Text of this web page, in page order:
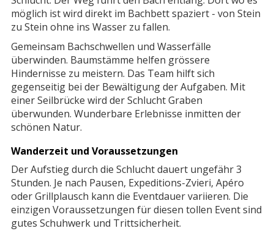
möglich ist wird direkt im Bachbett spaziert - von Stein
zu Stein ohne ins Wasser zu fallen.
Gemeinsam Bachschwellen und Wasserfälle
überwinden. Baumstämme helfen grössere
Hindernisse zu meistern. Das Team hilft sich
gegenseitig bei der Bewältigung der Aufgaben. Mit
einer Seilbrücke wird der Schlucht Graben
überwunden. Wunderbare Erlebnisse inmitten der
schönen Natur.
Wanderzeit und Voraussetzungen
Der Aufstieg durch die Schlucht dauert ungefähr 3
Stunden. Je nach Pausen, Expeditions-Zvieri, Apéro
oder Grillplausch kann die Eventdauer variieren. Die
einzigen Voraussetzungen für diesen tollen Event sind
gutes Schuhwerk und Trittsicherheit.